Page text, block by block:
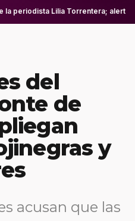
la periodista Lilia Torrentera; alerta
del
de
y
acusan que las